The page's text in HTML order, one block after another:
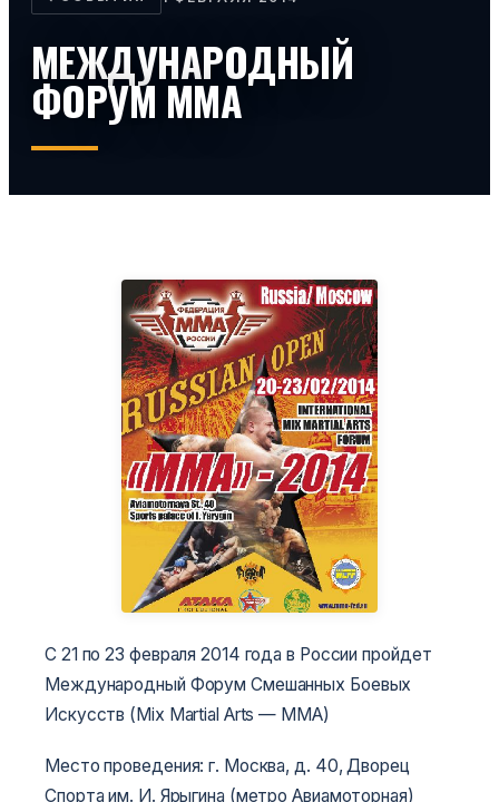
МЕЖДУНАРОДНЫЙ
ФОРУМ ММА
C 21 по 23 февраля 2014 года в России пройдет
Международный Форум Смешанных Боевых
Искусств (Mix Martial Arts — MMA)
Место проведения: г. Москва, д. 40, Дворец
Спорта им. И. Ярыгина (метро Авиамоторная)